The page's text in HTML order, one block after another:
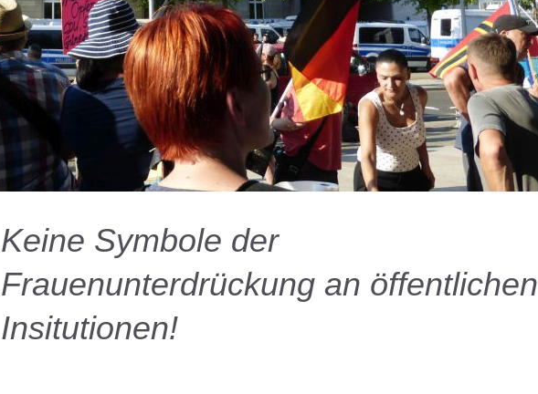
Keine Symbole der
Frauenunterdrückung an öffentlichen
Insitutionen!